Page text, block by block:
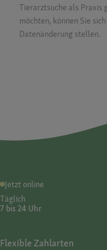
Tierarztsuche als Praxis
möchten, können Sie sich
Datenänderung stellen.
Jetzt online
Täglich
7 bis 24 Uhr
Flexible Zahlarten